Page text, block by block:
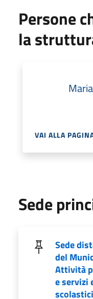
Persone
la
VAI ALLA
Sede
Sede
del
Attività
e servizi